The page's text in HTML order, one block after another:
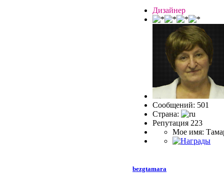
Дизайнер
Сообщений: 501
Страна:
Репутация 223
Мое имя:
bezgtamara